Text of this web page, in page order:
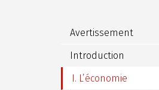
Avertissement
Introduction
I. L’économie